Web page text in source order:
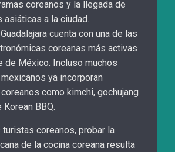
coreanos y la llegada de
asiáticas a la ciudad.
cuenta con una de las
coreanas más activas
de México. Incluso muchos
ya incorporan
como kimchi, gochujang
BBQ.
turistas coreanos, probar la
de la cocina coreana resulta